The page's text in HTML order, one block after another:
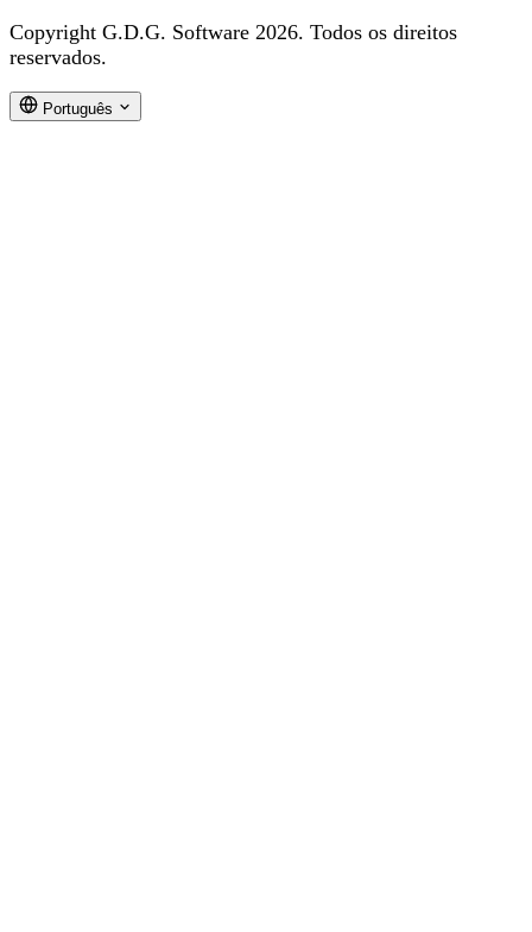
Copyright G.D.G. Software 2026. Todos os direitos
reservados.
Português